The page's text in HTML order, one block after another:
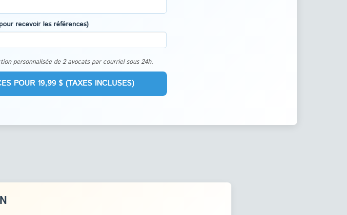
recevoir les références)
personnalisée de 2 avocats par courriel sous 24h.